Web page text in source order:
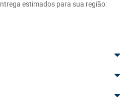
estimados para sua região: